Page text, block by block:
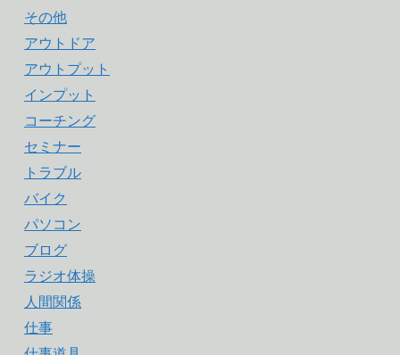
その他
アウトドア
アウトプット
インプット
コーチング
セミナー
トラブル
バイク
パソコン
ブログ
ラジオ体操
人間関係
仕事